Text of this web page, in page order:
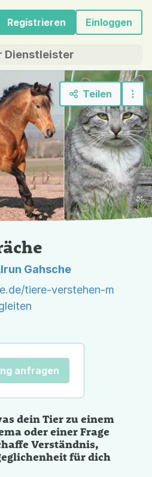
Registrieren Einloggen
Dienstleister
Teilen
Gahsche
tiere-verstehen-m
anfragen
dein Tier zu einem
oder einer Frage
Verständnis,
für dich